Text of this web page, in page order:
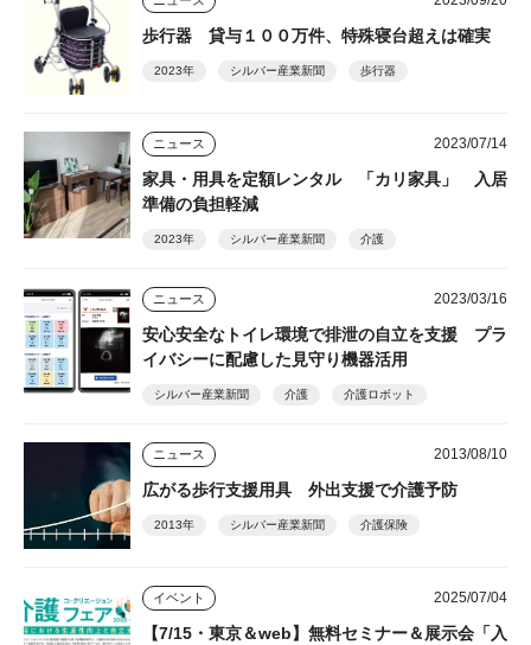
歩行器 貸与１００万件、特殊寝台超えは確実
2023年 シルバー産業新聞 歩行器
ニュース 2023/07/14
家具・用具を定額レンタル 「カリ家具」 入居
準備の負担軽減
2023年 シルバー産業新聞 介護
ニュース 2023/03/16
安心安全なトイレ環境で排泄の自立を支援 プラ
イバシーに配慮した見守り機器活用
シルバー産業新聞 介護 介護ロボット
ニュース 2013/08/10
広がる歩行支援用具 外出支援で介護予防
2013年 シルバー産業新聞 介護保険
イベント 2025/07/04
【7/15・東京＆web】無料セミナー＆展示会「入